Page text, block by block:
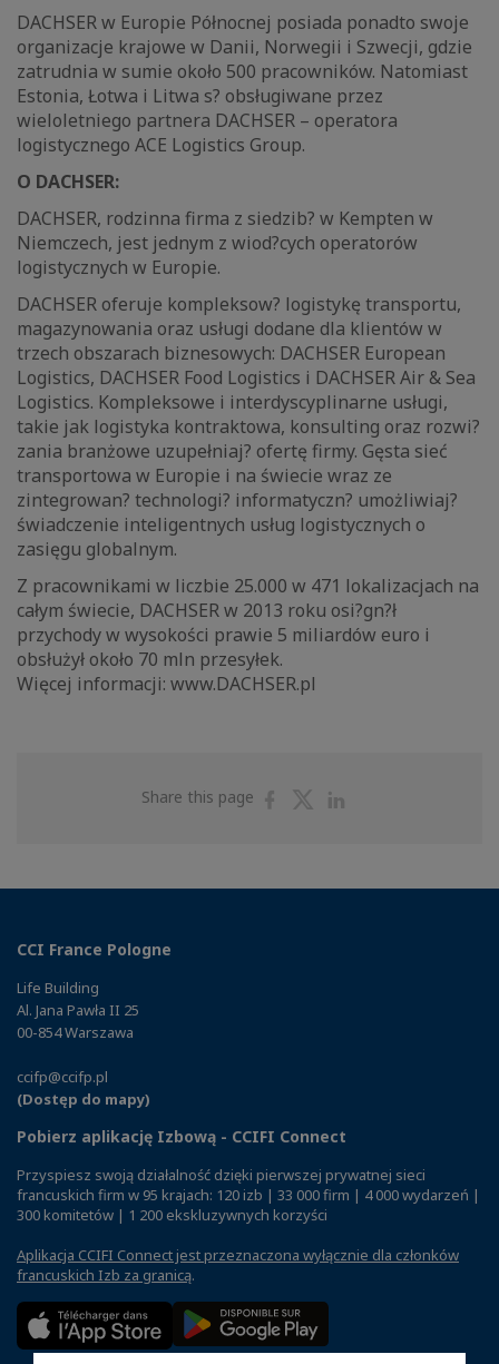
DACHSER w Europie Północnej posiada ponadto swoje
organizacje krajowe w Danii, Norwegii i Szwecji, gdzie
zatrudnia w sumie około 500 pracowników. Natomiast
Estonia, Łotwa i Litwa s? obsługiwane przez
wieloletniego partnera DACHSER – operatora
logistycznego ACE Logistics Group.
O DACHSER:
DACHSER, rodzinna firma z siedzib? w Kempten w
Niemczech, jest jednym z wiod?cych operatorów
logistycznych w Europie.
DACHSER oferuje kompleksow? logistykę transportu,
magazynowania oraz usługi dodane dla klientów w
trzech obszarach biznesowych: DACHSER European
Logistics, DACHSER Food Logistics i DACHSER Air & Sea
Logistics. Kompleksowe i interdyscyplinarne usługi,
takie jak logistyka kontraktowa, konsulting oraz rozwi?
zania branżowe uzupełniaj? ofertę firmy. Gęsta sieć
transportowa w Europie i na świecie wraz ze
zintegrowan? technologi? informatyczn? umożliwiaj?
świadczenie inteligentnych usług logistycznych o
zasięgu globalnym.
Z pracownikami w liczbie 25.000 w 471 lokalizacjach na
całym świecie, DACHSER w 2013 roku osi?gn?ł
przychody w wysokości prawie 5 miliardów euro i
obsłużył około 70 mln przesyłek.
Więcej informacji: www.DACHSER.pl
Share this page
ShareShare
CCI France Pologne
Life Building
Al. Jana Pawła II 25
00-854 Warszawa
ccifp@ccifp.pl
(Dostęp do mapy)
Pobierz aplikację Izbową - CCIFI Connect
Przyspiesz swoją działalność dzięki pierwszej prywatnej sieci
francuskich firm w 95 krajach: 120 izb | 33 000 firm | 4 000 wydarzeń |
300 komitetów | 1 200 ekskluzywnych korzyści
Aplikacja CCIFI Connect jest przeznaczona wyłącznie dla członków
francuskich Izb za granicą.